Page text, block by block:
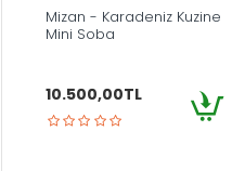
Mizan - Karadeniz Kuzine
Mini Soba
10.500,00TL